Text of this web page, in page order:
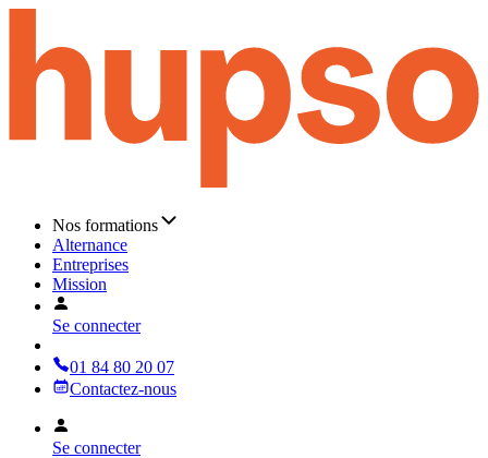
Nos formations
Alternance
Entreprises
Mission
Se connecter
01 84 80 20 07
Contactez-nous
Se connecter